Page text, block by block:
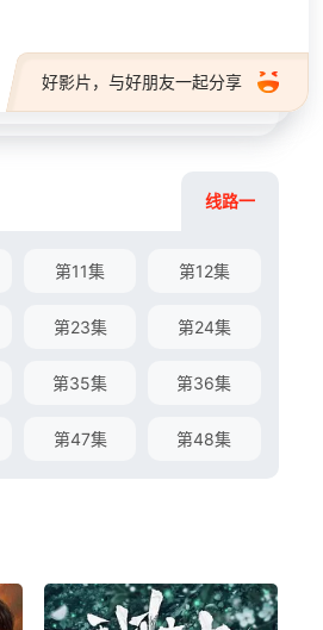
好影片，与好朋友一起分享
线路一
第11集 第12集
第23集 第24集
第35集 第36集
第47集 第48集